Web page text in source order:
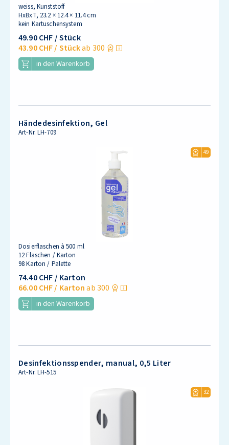
weiss, Kunststoff
HxBxT, 23.2 × 12.4 × 11.4 cm
kein Kartuschensystem
49.90 CHF/ Stück
43.90 CHF/ Stückab 300
in den Warenkorb
Händedesinfektion, Gel
Art-Nr.LH-709
49
Dosierflaschen à 500 ml
12 Flaschen / Karton
98 Karton / Palette
74.40 CHF/ Karton
66.00 CHF/ Karton ab 300
in den Warenkorb
Desinfektionsspender, manual, 0,5 Liter
Art-Nr.LH-515
32